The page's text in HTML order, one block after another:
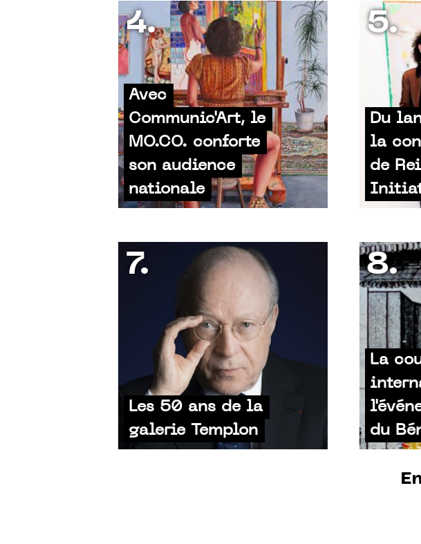
Avec
Communic'Art, le
MO.CO. conforte
son audience
nationale
4.
Du
la
de
5.
Les 50 ans de la
galerie Templon
7.
La
du
8.